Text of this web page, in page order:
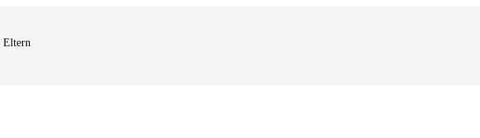
Eltern